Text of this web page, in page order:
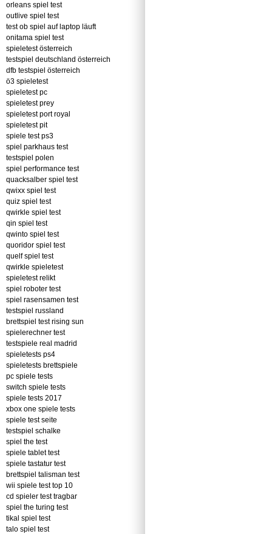
orleans spiel test
outlive spiel test
test ob spiel auf laptop läuft
onitama spiel test
spieletest österreich
testspiel deutschland österreich
dfb testspiel österreich
ö3 spieletest
spieletest pc
spieletest prey
spieletest port royal
spieletest pit
spiele test ps3
spiel parkhaus test
testspiel polen
spiel performance test
quacksalber spiel test
qwixx spiel test
quiz spiel test
qwirkle spiel test
qin spiel test
qwinto spiel test
quoridor spiel test
quelf spiel test
qwirkle spieletest
spieletest relikt
spiel roboter test
spiel rasensamen test
testspiel russland
brettspiel test rising sun
spielerechner test
testspiele real madrid
spieletests ps4
spieletests brettspiele
pc spiele tests
switch spiele tests
spiele tests 2017
xbox one spiele tests
spiele test seite
testspiel schalke
spiel the test
spiele tablet test
spiele tastatur test
brettspiel talisman test
wii spiele test top 10
cd spieler test tragbar
spiel the turing test
tikal spiel test
talo spiel test